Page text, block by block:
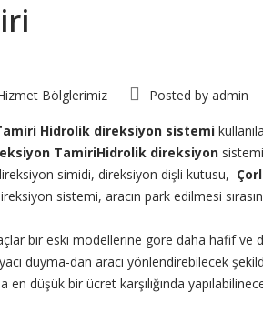
Bölglerimiz Posted by admin
Hidrolik direksiyon sistemi
TamiriHidrolik direksiyon
simidi, direksiyon dişli kutusu,
sistemi, aracın park edilmesi
bir eski modellerine göre daha hafif ve
duyma-dan aracı yönlendirebilecek
düşük bir ücret karşılığında